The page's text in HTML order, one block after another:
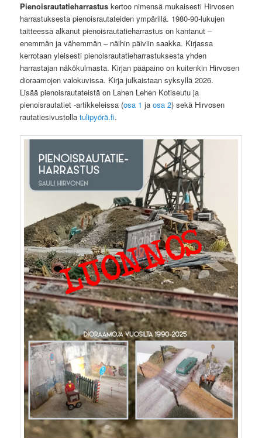
Pienoisrautatieharrastus kertoo nimensä mukaisesti Hirvosen
harrastuksesta pienoisrautateiden ympärillä. 1980-90-lukujen
taitteessa alkanut pienoisrautatieharrastus on kantanut –
enemmän ja vähemmän – näihin päiviin saakka. Kirjassa
kerrotaan yleisesti pienoisrautatieharrastuksesta yhden
harrastajan näkökulmasta. Kirjan pääpaino on kuitenkin Hirvosen
dioraamojen valokuvissa. Kirja julkaistaan syksyllä 2026.
Lisää pienoisrautateistä on Lahen Lehen Kotiseutu ja
pienoisrautatiet -artikkeleissa (osa 1 jaosa 2) sekä Hirvosen
rautatiesivustollatulipyörä.fi.